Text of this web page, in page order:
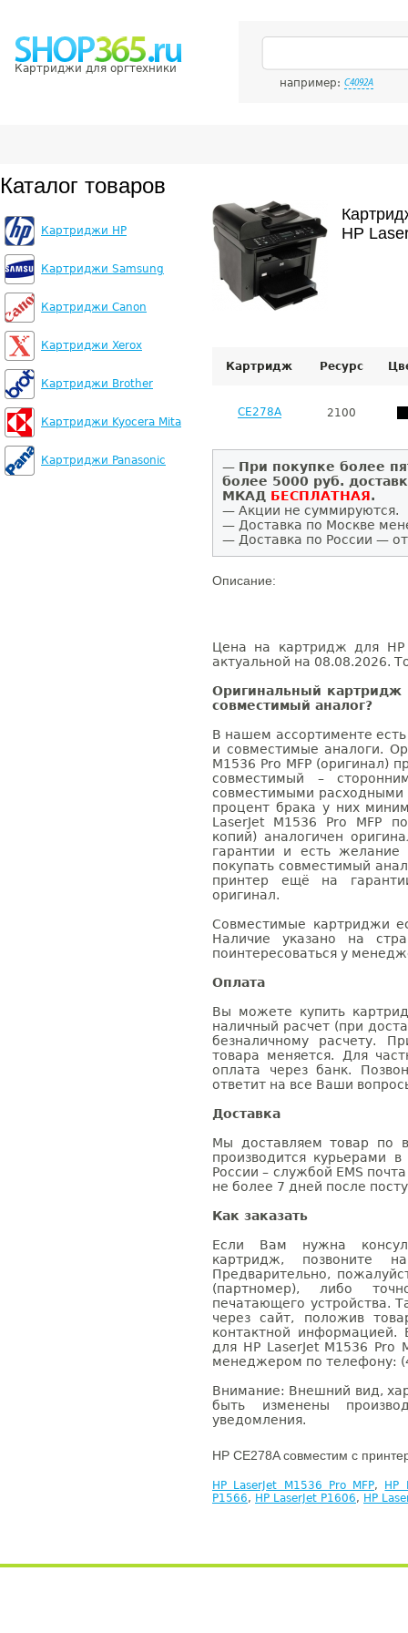
Картриджи для оргтехники
например: C4092A
Каталог товаров
Картриджи HP
Картриджи Samsung
Картриджи Canon
Картриджи Xerox
Картриджи Brother
Картриджи Kyocera Mita
Картриджи Panasonic
HP
Картридж Ресурс
CE278A 2100
— При покупке более
более 5000 руб.
МКАД БЕСПЛАТНАЯ.
— Акции не суммируются.
— Доставка по Москве
— Доставка по России —
Описание:
Цена на картридж для HP
актуальной на 08.08.2026.
Оригинальный картридж
совместимый аналог?
В нашем ассортименте
и совместимые аналоги.
M1536 Pro MFP (оригинал)
совместимый –
совместимыми расходными
процент брака у них
LaserJet M1536 Pro MFP
копий) аналогичен
гарантии и есть
покупать совместимый
принтер ещё на
оригинал.
Совместимые картриджи
Наличие указано на
поинтересоваться у
Оплата
Вы можете купить
наличный расчет (при
безналичному расчету.
товара меняется. Для
оплата через банк.
ответит на все Ваши
Доставка
Мы доставляем товар по
производится курьерами
России – службой EMS
не более 7 дней после
Как заказать
Если Вам нужна
картридж, позвоните
Предварительно,
(партномер), либо
печатающего устройства.
через сайт, положив
контактной информацией.
для HP LaserJet M1536
менеджером по телефону:
Внимание: Внешний вид,
быть изменены
уведомления.
HP CE278A совместим с
HP LaserJet M1536 Pro MFP,
HP
P1566, HP LaserJet P1606, HP